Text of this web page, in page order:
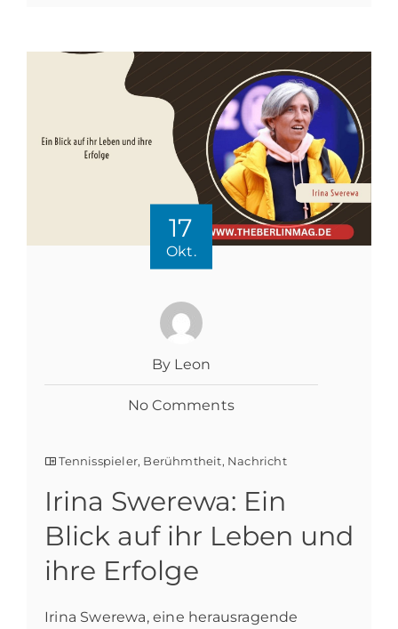
17
Okt.
By Leon
No Comments
Tennisspieler, Berühmtheit, Nachricht
Irina Swerewa: Ein
Blick auf ihr Leben und
ihre Erfolge
Irina Swerewa, eine herausragende